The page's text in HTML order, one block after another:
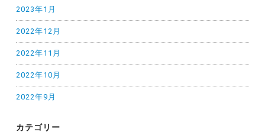
2023年1月
2022年12月
2022年11月
2022年10月
2022年9月
カテゴリー